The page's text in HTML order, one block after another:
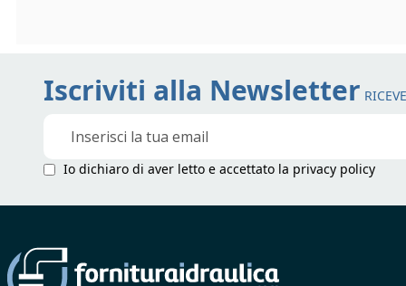
Iscriviti alla Newsletter
Newsletter:
Io dichiaro di aver letto e accettato la privacy policy